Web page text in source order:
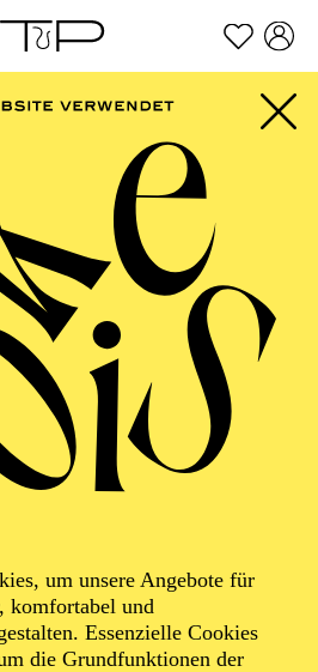
Zum Footer springen
um unsere Angebote für
komfortabel und
Essenzielle Cookies
die Grundfunktionen der